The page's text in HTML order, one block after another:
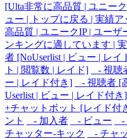
[Ulta非常に高品質 | ユニー
ュー | トップに戻る | 実績
高品質 | ユニークIP | ユーザ
ンキングに適しています |
者 [NoUserlist | ビュー | レイ
ト | 閲覧数 | レイド]
- 視聴
ー | レイド付き]
- 視聴者 [
Userlist | ビュー | レイド付き]
+チャットボット [レイド付
ント
- 加入者 - ビュー -
チャッター-キック
- チャ